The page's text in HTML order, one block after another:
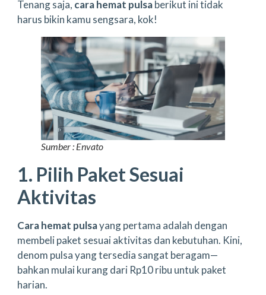
Tenang saja, cara hemat pulsaberikut ini tidak
harus bikin kamu sengsara, kok!
Sumber : Envato
1. Pilih Paket Sesuai
Aktivitas
Cara hemat pulsayang pertama adalah dengan
membeli paket sesuai aktivitas dan kebutuhan. Kini,
denom pulsa yang tersedia sangat beragam—
bahkan mulai kurang dari Rp10 ribu untuk paket
harian.